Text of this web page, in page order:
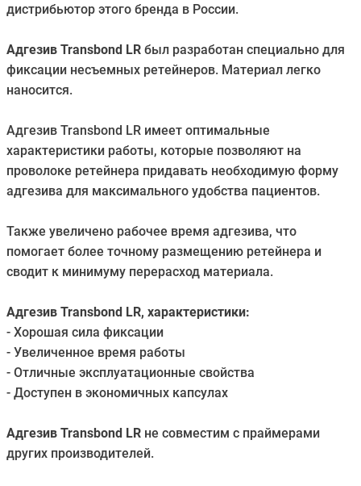
дистрибьютор этого бренда в России.
Адгезив Transbond LR был разработан специально для
фиксации несъемных ретейнеров. Материал легко
наносится.
Адгезив Transbond LR имеет оптимальные
характеристики работы, которые позволяют на
проволоке ретейнера придавать необходимую форму
адгезива для максимального удобства пациентов.
Также увеличено рабочее время адгезива, что
помогает более точному размещению ретейнера и
сводит к минимуму перерасход материала.
Адгезив Transbond LR, характеристики:
- Хорошая сила фиксации
- Увеличенное время работы
- Отличные эксплуатационные свойства
- Доступен в экономичных капсулах
Адгезив Transbond LR не совместим с праймерами
других производителей.